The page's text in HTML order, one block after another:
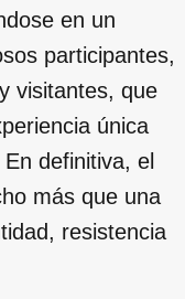
en un
participantes,
visitantes, que
única
definitiva, el
más que una
resistencia